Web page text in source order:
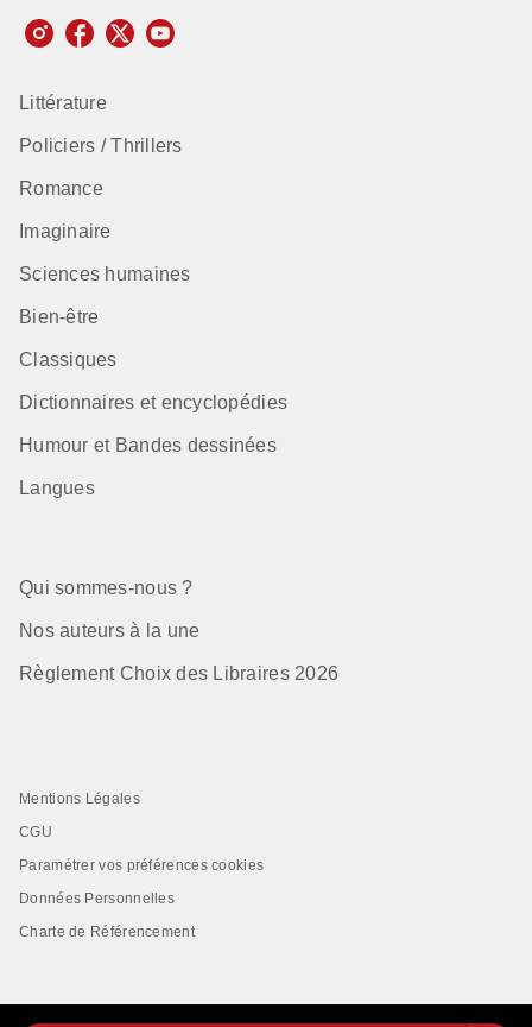
Littérature
Policiers / Thrillers
Romance
Imaginaire
Sciences humaines
Bien-être
Classiques
Dictionnaires et encyclopédies
Humour et Bandes dessinées
Langues
Qui sommes-nous ?
Nos auteurs à la une
Règlement Choix des Libraires 2026
Mentions Légales
CGU
Paramétrer vos préférences cookies
Données Personnelles
Charte de Référencement